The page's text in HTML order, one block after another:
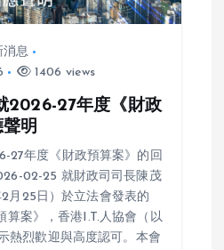
消息
1406 views
2026-27年度《財政
明
27年度《財政預算案》的回
02-25 就財政司司長陳茂
月25日）於立法會發表的
算案》，香港I.T.人協會（以
熱烈歡迎與高度認可。本會